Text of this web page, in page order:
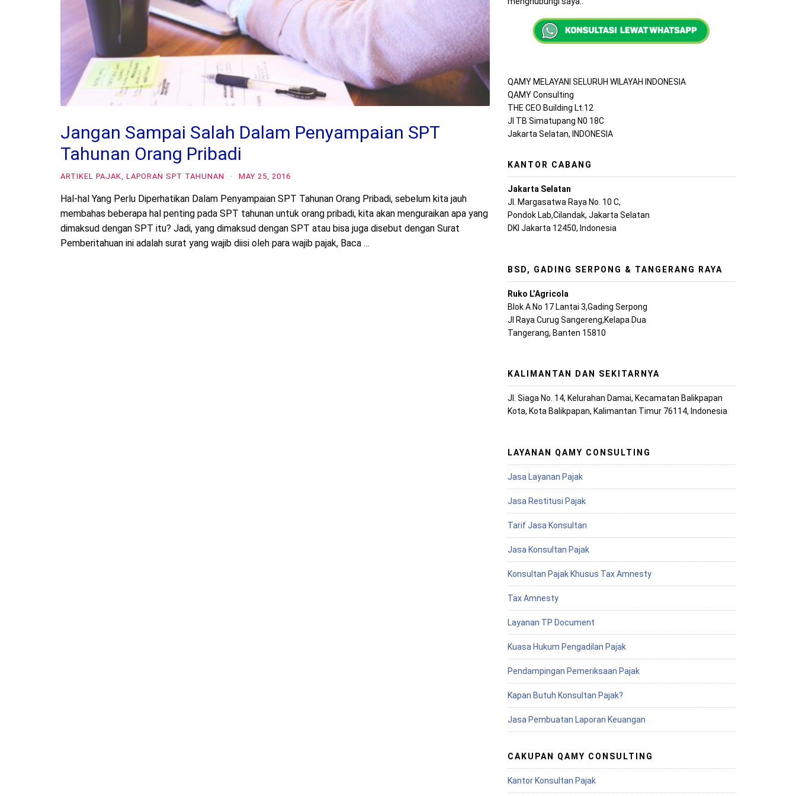
Jangan Sampai Salah Dalam Penyampaian SPT
Tahunan Orang Pribadi
ARTIKEL PAJAK LAPORAN SPT TAHUNAN · MAY 25, 2016
Hal-hal Yang Perlu Diperhatikan Dalam Penyampaian SPT Tahunan Orang Pribadi, sebelum kita jauh
membahas beberapa hal penting pada SPT tahunan untuk orang pribadi, kita akan menguraikan apa yang
dimaksud dengan SPT itu? Jadi, yang dimaksud dengan SPT atau bisa juga disebut dengan Surat
Pemberitahuan ini adalah surat yang wajib diisi oleh para wajib pajak, Baca …
QAMY MELAYANI SELURUH WILAYAH INDONESIA
QAMY Consulting
THE CEO Building Lt.12
Jl TB Simatupang N0 18C
Jakarta Selatan, INDONESIA
KANTOR CABANG
Jakarta Selatan
Jl. Margasatwa Raya No. 10 C,
Pondok Lab,Cilandak, Jakarta Selatan
DKI Jakarta 12450, Indonesia
BSD, GADING SERPONG & TANGERANG RAYA
Ruko L’Agricola
Blok A No 17 Lantai 3,Gading Serpong
Jl Raya Curug Sangereng,Kelapa Dua
Tangerang, Banten 15810
KALIMANTAN DAN SEKITARNYA
Jl. Siaga No. 14, Kelurahan Damai, Kecamatan Balikpapan
Kota, Kota Balikpapan, Kalimantan Timur 76114, Indonesia
LAYANAN QAMY CONSULTING
Jasa Layanan Pajak
Jasa Restitusi Pajak
Tarif Jasa Konsultan
Jasa Konsultan Pajak
Konsultan Pajak Khusus Tax Amnesty
Tax Amnesty
Layanan TP Document
Kuasa Hukum Pengadilan Pajak
Pendampingan Pemeriksaan Pajak
Kapan Butuh Konsultan Pajak?
Jasa Pembuatan Laporan Keuangan
CAKUPAN QAMY CONSULTING
Kantor Konsultan Pajak